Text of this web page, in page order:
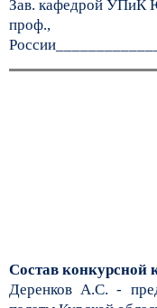
Зав. кафедрой УПиК
проф.,
Состав конкурсной
Деренков А.С. -